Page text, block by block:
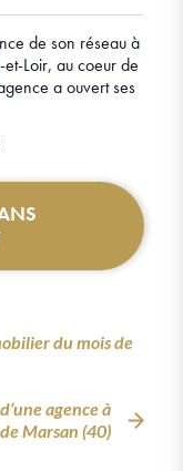
de son réseau à
Loir, au coeur de
a ouvert ses
du mois de
agence à
Marsan (40)